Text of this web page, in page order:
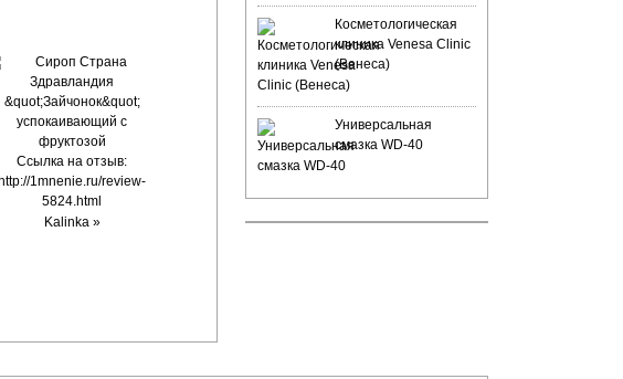
Ссылка на отзыв:
http://1mnenie.ru/review-
5824.html
Kalinka »
Косметологическая
клиника Venesa Clinic
(Венеса)
Универсальная
смазка WD-40